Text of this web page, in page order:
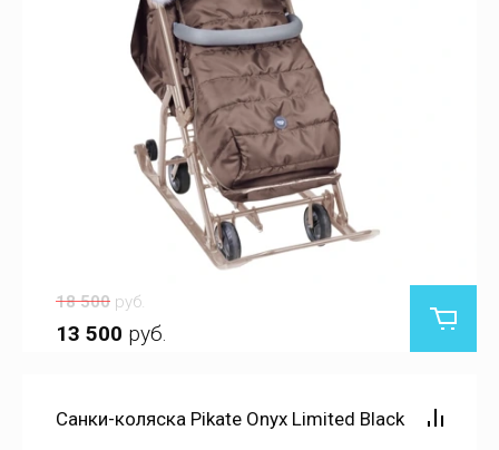
18 500 руб.
13 500 руб.
Санки-коляска Pikate Onyx Limited Black